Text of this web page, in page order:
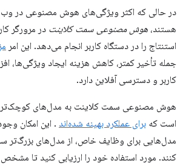
در حالی که اکثر ویژگی‌های هوش مصنوعی در وب
هستند، هوش مصنوعی سمت کلاینت در مرورگر
استنتاج را در دستگاه کاربر انجام می‌دهد. این امر
جمله تأخیر کمتر، کاهش هزینه ایجاد
کاربر و دسترسی آفلاین دارد.
هوش مصنوعی سمت کلاینت به مدل‌های کوچک‌تر
است که برای عملکرد بهینه شده‌اند . این امکان
مدل‌هایی برای وظایف خاص، از مدل‌های بزرگ‌تر
کنند. مورد استفاده خود را ارزیابی کنید تا